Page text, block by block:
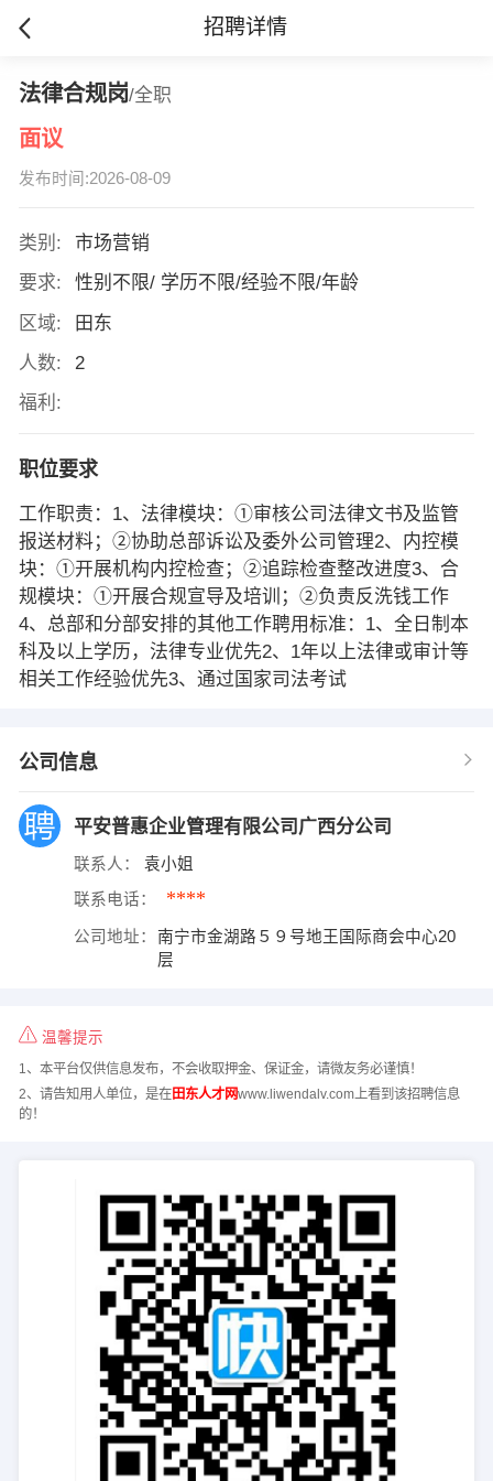
招聘详情
法律合规岗/全职
面议
发布时间:2026-08-09
类别:
市场营销
要求:
性别不限/ 学历不限/经验不限/年龄
区域:
田东
人数:
2
福利:
职位要求
工作职责：1、法律模块：①审核公司法律文书及监管
报送材料；②协助总部诉讼及委外公司管理2、内控模
块：①开展机构内控检查；②追踪检查整改进度3、合
规模块：①开展合规宣导及培训；②负责反洗钱工作
4、总部和分部安排的其他工作聘用标准：1、全日制本
科及以上学历，法律专业优先2、1年以上法律或审计等
相关工作经验优先3、通过国家司法考试
公司信息
平安普惠企业管理有限公司广西分公司
联系人： 袁小姐
联系电话： ****
公司地址：
南宁市金湖路５９号地王国际商会中心20
层
温馨提示
1、本平台仅供信息发布，不会收取押金、保证金，请微友务必谨慎！
2、请告知用人单位，是在田东人才网www.liwendalv.com上看到该招聘信息
的！